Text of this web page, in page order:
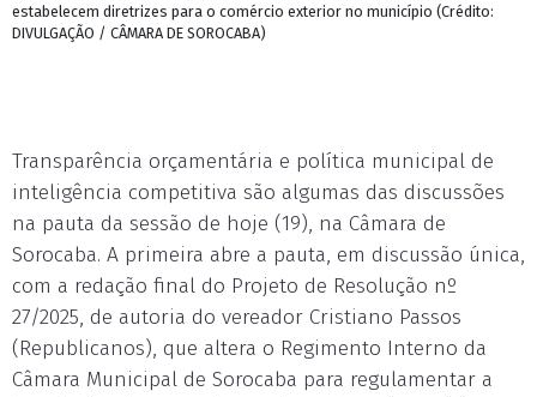
estabelecem diretrizes para o comércio exterior no município (Crédito:
DIVULGAÇÃO / CÂMARA DE SOROCABA)
Transparência orçamentária e política municipal de
inteligência competitiva são algumas das discussões
na pauta da sessão de hoje (19), na Câmara de
Sorocaba. A primeira abre a pauta, em discussão única,
com a redação final do Projeto de Resolução nº
27/2025, de autoria do vereador Cristiano Passos
(Republicanos), que altera o Regimento Interno da
Câmara Municipal de Sorocaba para regulamentar a